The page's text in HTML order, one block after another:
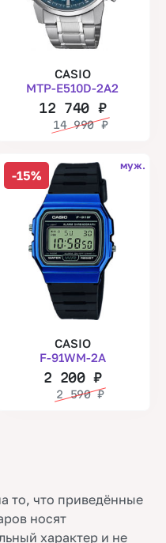
CASIO
MTP-E510D-2A2
12 740 ₽
14 990₽
-15%
муж.
CASIO
F-91WM-2A
2 200₽
2 590₽
то, что приведённые
носят
характер и не